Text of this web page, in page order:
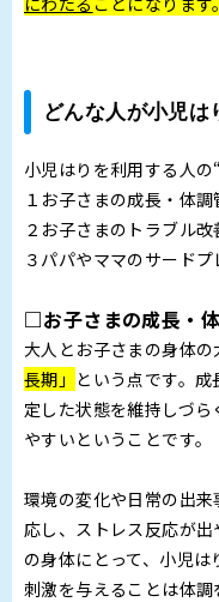
どんな人が小児は
小児はりを利用する人の
１お子さまの成長・体調
２お子さまのトラブル改
３パパやママのサード
□お子さまの成長・
大人とお子さまの身体の
長期」 という点です。
定した状態を維持しづ
やすいということです。
環境の変化や日常の出来
応し、ストレス反応が
の身体にとって、小児は
刺激を与えることは体調